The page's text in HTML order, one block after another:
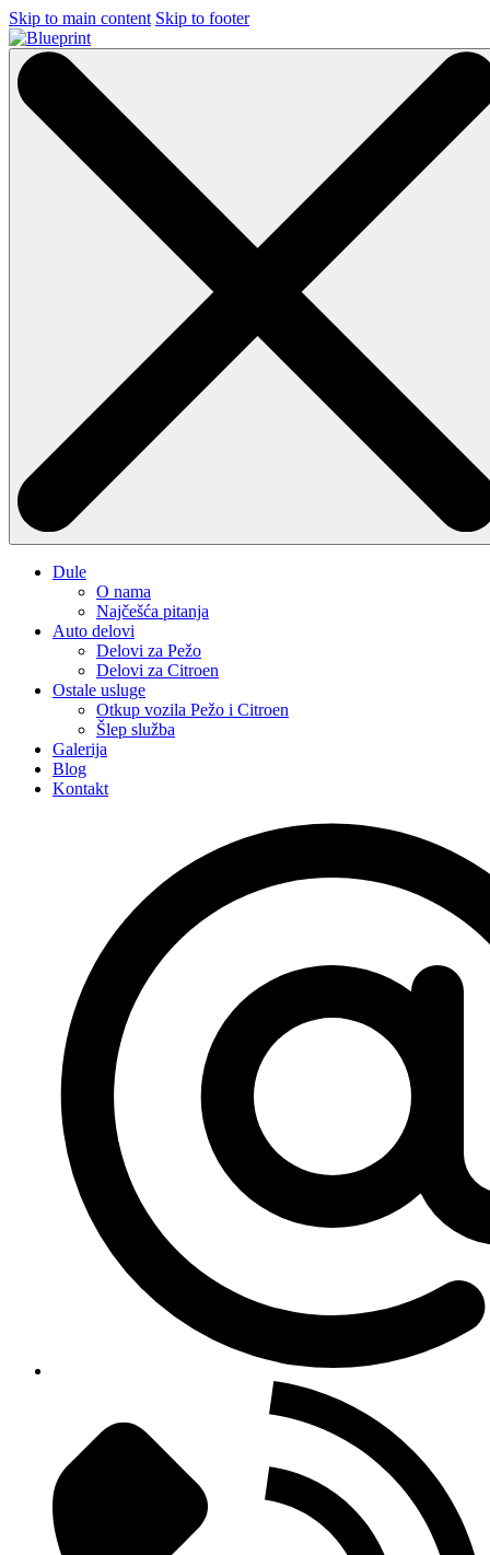
Skip to main content Skip to footer
Dule
O nama
Najčešća pitanja
Auto delovi
Delovi za Pežo
Delovi za Citroen
Ostale usluge
Otkup vozila Pežo i Citroen
Šlep služba
Galerija
Blog
Kontakt